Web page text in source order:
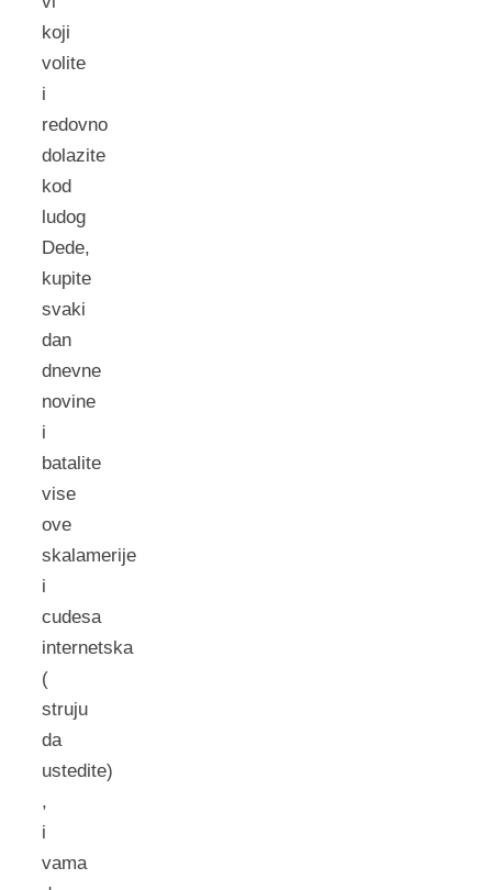
koji
volite
i
redovno
dolazite
kod
ludog
Dede,
kupite
svaki
dan
dnevne
novine
i
batalite
vise
ove
skalamerije
i
cudesa
internetska
(
struju
da
ustedite)
,
i
vama